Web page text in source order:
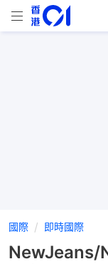
國際 即時國際
NewJeans/